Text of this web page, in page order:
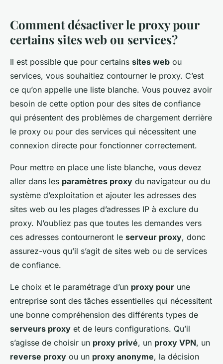
Comment désactiver le proxy pour
certains sites web ou services?
Il est possible que pour certains sites web ou
services, vous souhaitiez contourner le proxy. C’est
ce qu’on appelle une liste blanche. Vous pouvez avoir
besoin de cette option pour des sites de confiance
qui présentent des problèmes de chargement derrière
le proxy ou pour des services qui nécessitent une
connexion directe pour fonctionner correctement.
Pour mettre en place une liste blanche, vous devez
aller dans les paramètres proxy du navigateur ou du
système d’exploitation et ajouter les adresses des
sites web ou les plages d’adresses IP à exclure du
proxy. N’oubliez pas que toutes les demandes vers
ces adresses contourneront le serveur proxy, donc
assurez-vous qu’il s’agit de sites web ou de services
de confiance.
Le choix et le paramétrage d’un proxy pour une
entreprise sont des tâches essentielles qui nécessitent
une bonne compréhension des différents types de
serveurs proxy et de leurs configurations. Qu’il
s’agisse de choisir un proxy privé, un proxy VPN, un
reverse proxy ou un proxy anonyme, la décision